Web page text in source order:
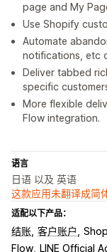
page and My
Use Shopify
Automate
notifications, etc
Deliver tabbed
specific
More flexible
Flow integration.
语言
日语 以及 英语
这款应用未翻译成简
适配以下产品：
结账 客户账户
Flow
LINE Official